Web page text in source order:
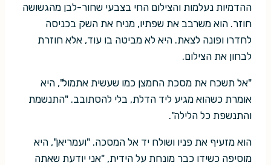
ההדמיות נעלמות והצילום החי בצבעי שחור-לבן מהגשושה
חוזר. הוא משרבב את שפתיו, מניח את השק בכניסה
לחדרו ופונה לצאת. היא לא מביטה בו עוד, אלא חוזרת
לבחון את הצילום.
"אל תשכח את מסכת החמצן כמו שעשית אתמול", היא
אומרת כשהוא מגיע ליד הדלת, בלי להסתובב. "התנשמת
והתנשפת כל הלילה".
הוא מזעיף את פניו ושולח יד אל המסכה. "ועמריאן", היא
מוסיפה כשידו כבר מונחת על הידית, "אני יודעת שאתה